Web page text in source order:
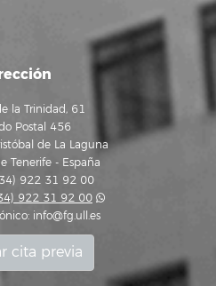
la Trinidad, 61
Postal 456
de La Laguna
Tenerife - España
922 31 92 00
922 31 92 00
info@fg.ull.es
cita previa